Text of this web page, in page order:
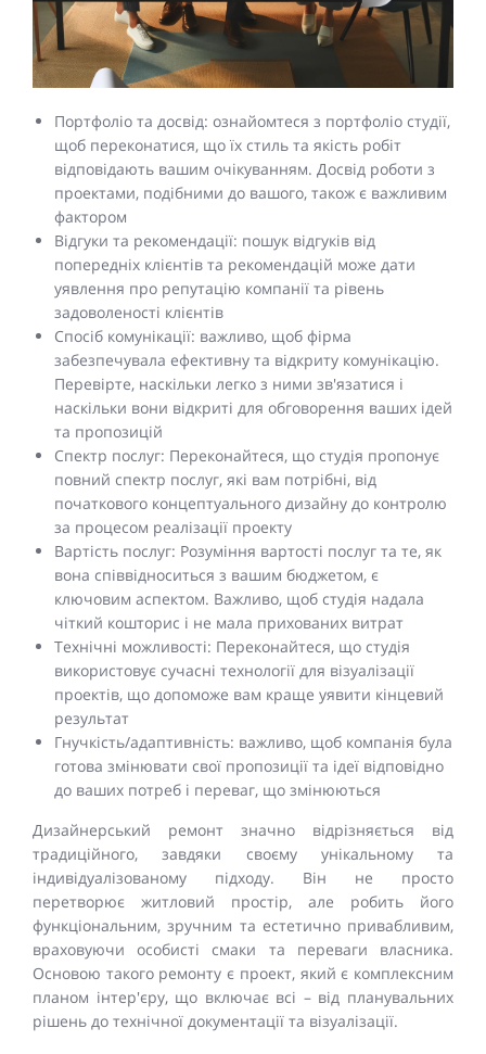
Портфоліо та досвід: ознайомтеся з портфоліо студії,
щоб переконатися, що їх стиль та якість робіт
відповідають вашим очікуванням. Досвід роботи з
проектами, подібними до вашого, також є важливим
фактором
Відгуки та рекомендації: пошук відгуків від
попередніх клієнтів та рекомендацій може дати
уявлення про репутацію компанії та рівень
задоволеності клієнтів
Спосіб комунікації: важливо, щоб фірма
забезпечувала ефективну та відкриту комунікацію.
Перевірте, наскільки легко з ними зв'язатися і
наскільки вони відкриті для обговорення ваших ідей
та пропозицій
Спектр послуг: Переконайтеся, що студія пропонує
повний спектр послуг, які вам потрібні, від
початкового концептуального дизайну до контролю
за процесом реалізації проекту
Вартість послуг: Розуміння вартості послуг та те, як
вона співвідноситься з вашим бюджетом, є
ключовим аспектом. Важливо, щоб студія надала
чіткий кошторис і не мала прихованих витрат
Технічні можливості: Переконайтеся, що студія
використовує сучасні технології для візуалізації
проектів, що допоможе вам краще уявити кінцевий
результат
Гнучкість/адаптивність: важливо, щоб компанія була
готова змінювати свої пропозиції та ідеї відповідно
до ваших потреб і переваг, що змінюються
Дизайнерський ремонт значно відрізняється від
традиційного, завдяки своєму унікальному та
індивідуалізованому підходу. Він не просто
перетворює житловий простір, але робить його
функціональним, зручним та естетично привабливим,
враховуючи особисті смаки та переваги власника.
Основою такого ремонту є проект, який є комплексним
планом інтер'єру, що включає всі – від планувальних
рішень до технічної документації та візуалізації.